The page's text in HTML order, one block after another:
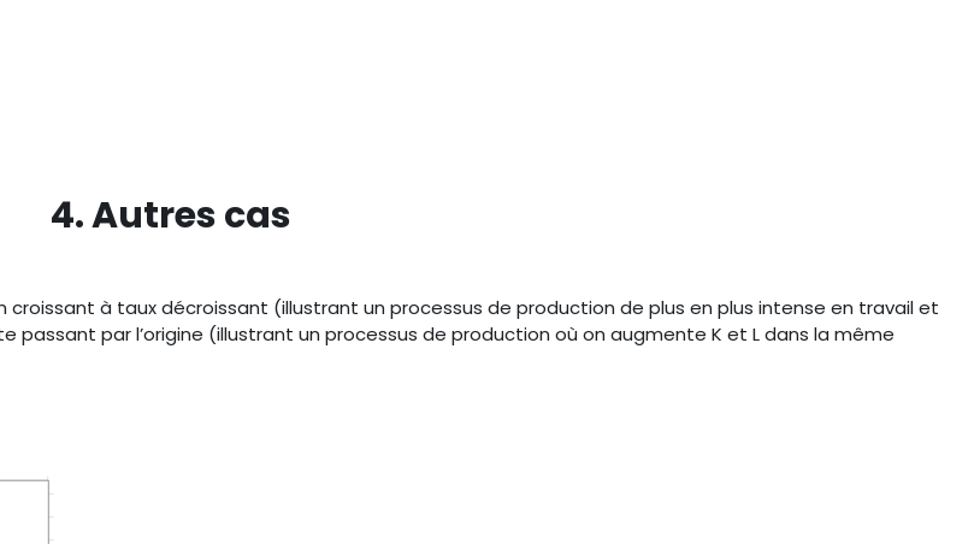
4. Autres cas
croissant à taux décroissant (illustrant un processus de production de plus en plus intense en travail et
par l’origine (illustrant un processus de production où on augmente K et L dans la même